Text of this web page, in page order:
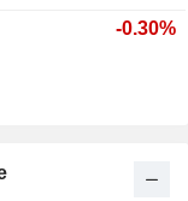
-0.30%